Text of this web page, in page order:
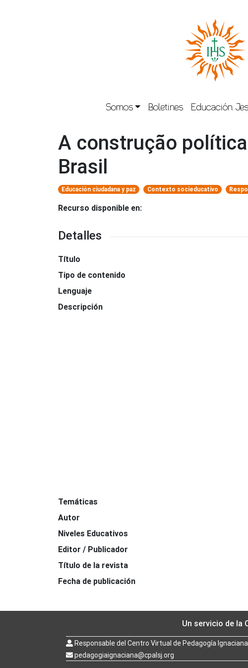
Somos Boletines Educación
A construção
Brasil
Educación ciudadana y paz Contexto socieducativo
Recurso disponible en:
Detalles
Título
Tipo de contenido
Lenguaje
Descripción
Temáticas
Autor
Niveles Educativos
Editor / Publicador
Título de la revista
Fecha de publicación
Un servicio de la
Responsable del Centro Virtual de Pedagogía Ignaciana
pedagogiaignaciana@cpalsj.org